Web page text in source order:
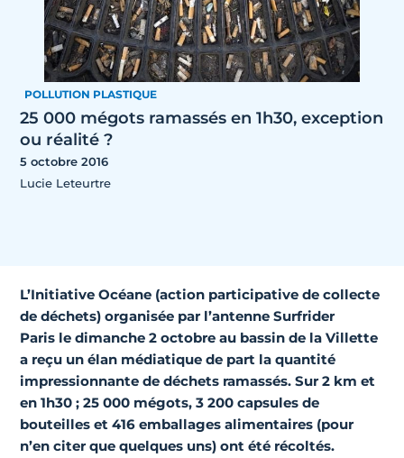
POLLUTION PLASTIQUE
25 000 mégots ramassés en 1h30, exception
ou réalité ?
5 octobre 2016
Lucie Leteurtre
L’Initiative Océane (action participative de collecte
de déchets) organisée par l’antenne Surfrider
Paris le dimanche 2 octobre au bassin de la Villette
a reçu un élan médiatique de part la quantité
impressionnante de déchets ramassés. Sur 2 km et
en 1h30 ; 25 000 mégots, 3 200 capsules de
bouteilles et 416 emballages alimentaires (pour
n’en citer que quelques uns) ont été récoltés.